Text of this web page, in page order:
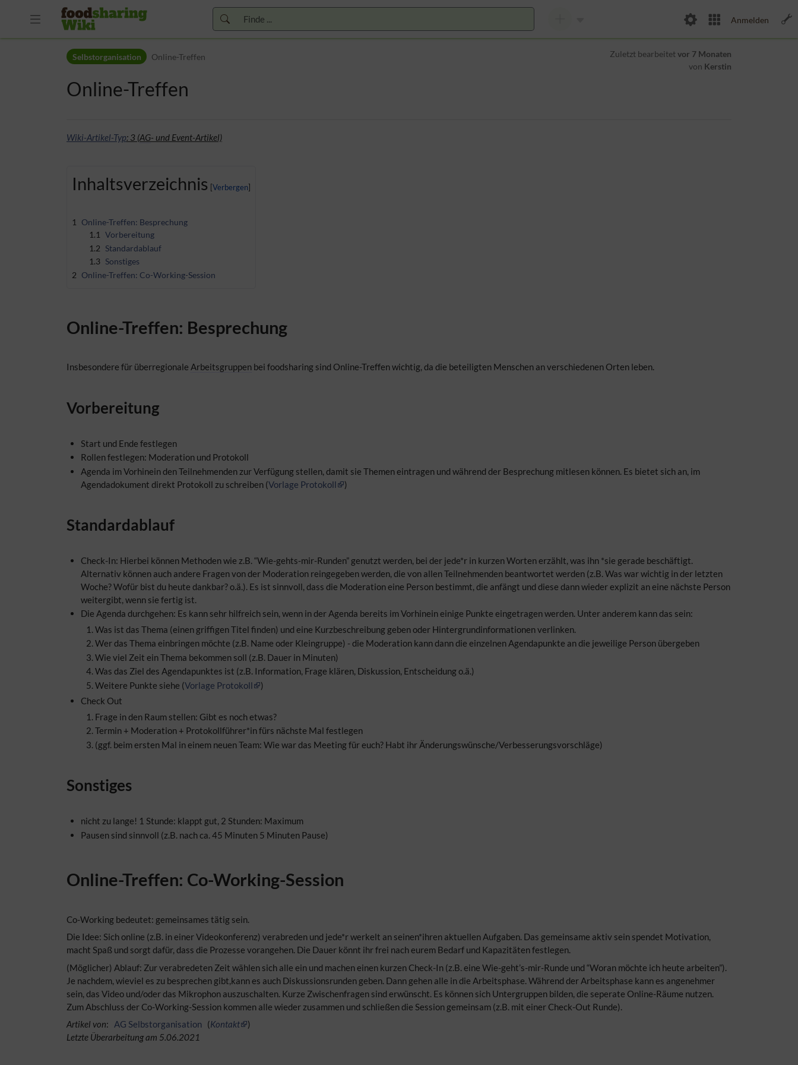
Zur Hauptnavigation
Zum Arbeitsbereich
Anmelden
Selbstorganisation Online-Treffen Zuletzt bearbeitetvor 7 Monaten
von Kerstin
Online-Treffen
Wiki-Artikel-Typ: 3 (AG- und Event-Artikel)
Inhaltsverzeichnis
1 Online-Treffen: Besprechung
1.1 Vorbereitung
1.2 Standardablauf
1.3 Sonstiges
2 Online-Treffen: Co-Working-Session
Online-Treffen: Besprechung
Insbesondere für überregionale Arbeitsgruppen bei foodsharing sind Online-Treffen wichtig, da die beteiligten Menschen an verschiedenen Orten leben.
Vorbereitung
Start und Ende festlegen
Rollen festlegen: Moderation und Protokoll
Agenda im Vorhinein den Teilnehmenden zur Verfügung stellen, damit sie Themen eintragen und während der Besprechung mitlesen können. Es bietet sich an, im
Agendadokument direkt Protokoll zu schreiben (Vorlage Protokoll )
Standardablauf
Check-In: Hierbei können Methoden wie z.B. “Wie-gehts-mir-Runden” genutzt werden, bei der jede*r in kurzen Worten erzählt, was ihn *sie gerade beschäftigt.
Alternativ können auch andere Fragen von der Moderation reingegeben werden, die von allen Teilnehmenden beantwortet werden (z.B. Was war wichtig in der letzten
Woche? Wofür bist du heute dankbar? o.ä.). Es ist sinnvoll, dass die Moderation eine Person bestimmt, die anfängt und diese dann wieder explizit an eine nächste Person
weitergibt, wenn sie fertig ist.
Die Agenda durchgehen: Es kann sehr hilfreich sein, wenn in der Agenda bereits im Vorhinein einige Punkte eingetragen werden. Unter anderem kann das sein:
Was ist das Thema (einen griffigen Titel finden) und eine Kurzbeschreibung geben oder Hintergrundinformationen verlinken.
Wer das Thema einbringen möchte (z.B. Name oder Kleingruppe) - die Moderation kann dann die einzelnen Agendapunkte an die jeweilige Person übergeben
Wie viel Zeit ein Thema bekommen soll (z.B. Dauer in Minuten)
Was das Ziel des Agendapunktes ist (z.B. Information, Frage klären, Diskussion, Entscheidung o.ä.)
Weitere Punkte siehe (Vorlage Protokoll
)
Check Out
Frage in den Raum stellen: Gibt es noch etwas?
Termin + Moderation + Protokollführer*in fürs nächste Mal festlegen
(ggf. beim ersten Mal in einem neuen Team: Wie war das Meeting für euch? Habt ihr Änderungswünsche/Verbesserungsvorschläge)
Sonstiges
nicht zu lange! 1 Stunde: klappt gut, 2 Stunden: Maximum
Pausen sind sinnvoll (z.B. nach ca. 45 Minuten 5 Minuten Pause)
Online-Treffen: Co-Working-Session
Co-Working bedeutet: gemeinsames tätig sein.
Die Idee: Sich online (z.B. in einer Videokonferenz) verabreden und jede*r werkelt an seinen*ihren aktuellen Aufgaben. Das gemeinsame aktiv sein spendet Motivation,
macht Spaß und sorgt dafür, dass die Prozesse vorangehen. Die Dauer könnt ihr frei nach eurem Bedarf und Kapazitäten festlegen.
(Möglicher) Ablauf: Zur verabredeten Zeit wählen sich alle ein und machen einen kurzen Check-In (z.B. eine Wie-geht’s-mir-Runde und “Woran möchte ich heute arbeiten”).
Je nachdem, wieviel es zu besprechen gibt,kann es auch Diskussionsrunden geben. Dann gehen alle in die Arbeitsphase. Während der Arbeitsphase kann es angenehmer
sein, das Video und/oder das Mikrophon auszuschalten. Kurze Zwischenfragen sind erwünscht. Es können sich Untergruppen bilden, die seperate Online-Räume nutzen.
Zum Abschluss der Co-Working-Session kommen alle wieder zusammen und schließen die Session gemeinsam (z.B. mit einer Check-Out Runde).
Artikel von: AG Selbstorganisation (Kontakt
)
Letzte Überarbeitung am 5.06.2021